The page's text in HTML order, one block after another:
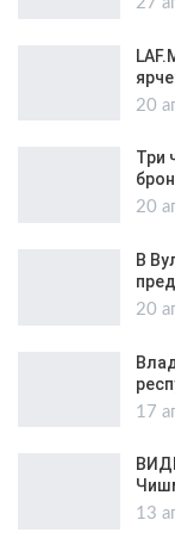
20
Три
20
В
20
17
13